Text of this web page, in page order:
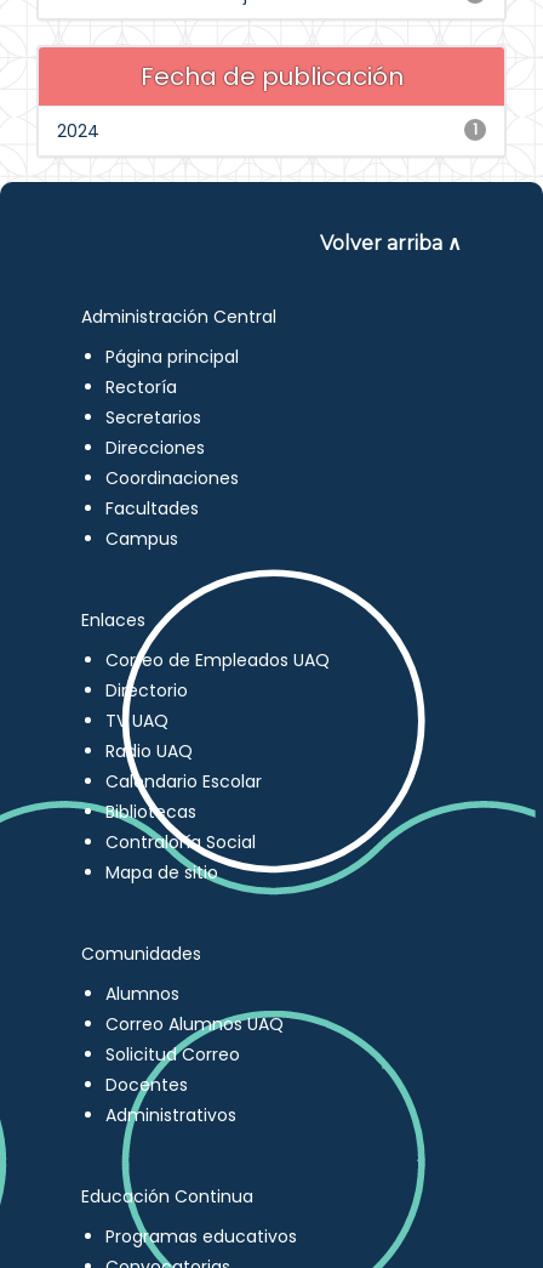
Fecha de publicación
1
2024
Volver arriba ∧
Administración Central
Página principal
Rectoría
Secretarios
Direcciones
Coordinaciones
Facultades
Campus
Enlaces
Correo de Empleados UAQ
Directorio
TV UAQ
Radio UAQ
Calendario Escolar
Bibliotecas
Contraloría Social
Mapa de sitio
Comunidades
Alumnos
Correo Alumnos UAQ
Solicitud Correo
Docentes
Administrativos
Educación Continua
Programas educativos